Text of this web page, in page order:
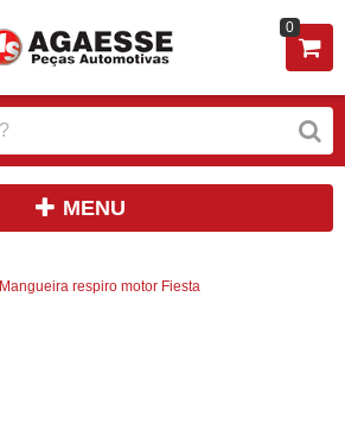
0
MENU
Mangueira respiro motor Fiesta